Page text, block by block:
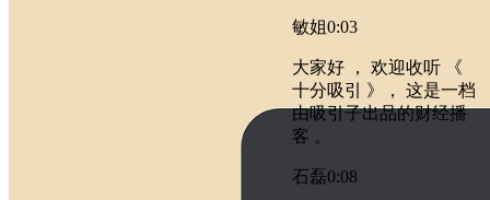
敏姐0:03
大家好 ， 欢迎收听 《
十分吸引 》， 这是一档
由吸引子出品的财经播
客 。
石磊0:08